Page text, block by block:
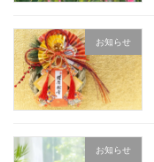
お知らせ
お知らせ